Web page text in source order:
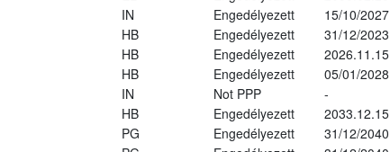
IN Engedélyezett
15/10/2027
HB Engedélyezett
31/12/2023
HB Engedélyezett
2026.11.15
HB Engedélyezett
05/01/2028
IN Not PPP
-
HB Engedélyezett
2033.12.15
PG Engedélyezett
31/12/2040